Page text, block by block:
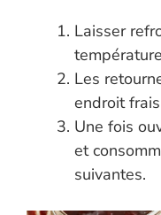
Laisser
Les
endroit
Une fois
et
suivantes.